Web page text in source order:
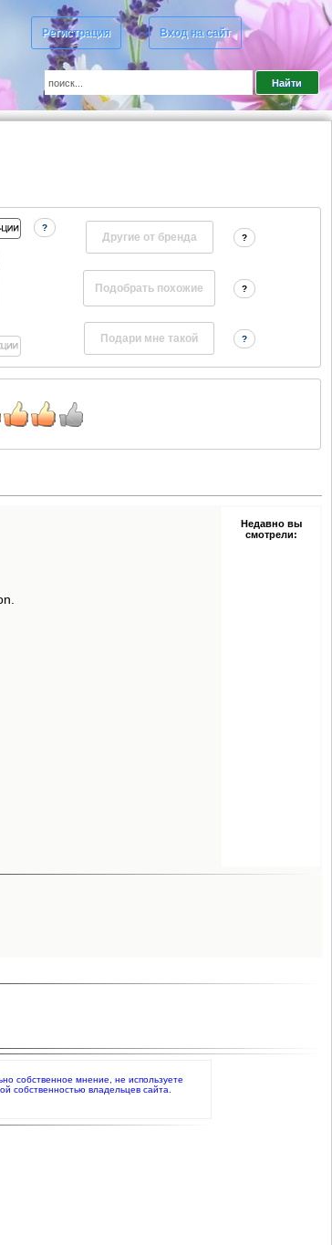
Регистрация Вход на сайт
?
Другие от бренда ?
?
?
Недавно вы
смотрели:
собственное мнение, не используете
собственностью владельцев сайта.